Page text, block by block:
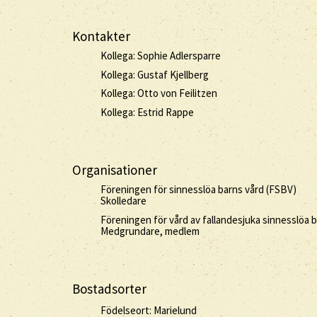
Kontakter
Kollega: Sophie Adlersparre
Kollega: Gustaf Kjellberg
Kollega: Otto von Feilitzen
Kollega: Estrid Rappe
Organisationer
Föreningen för sinnesslöa barns vård (FSBV)
Skolledare
Föreningen för vård av fallandesjuka sinnesslöa
Medgrundare, medlem
Bostadsorter
Födelseort: Marielund